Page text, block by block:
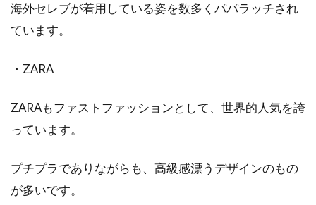
海外セレブが着用している姿を数多くパパラッチされ
ています。
・ZARA
ZARAもファストファッションとして、世界的人気を誇
っています。
プチプラでありながらも、高級感漂うデザインのもの
が多いです。